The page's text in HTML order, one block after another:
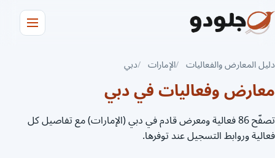
دليل المعارض والفعاليات الإمارات دبي
معارض وفعاليات في دبي
تصفّح 86 فعالية ومعرض قادم في دبي (الإمارات) مع تفاصيل كل
فعالية وروابط التسجيل عند توفرها.